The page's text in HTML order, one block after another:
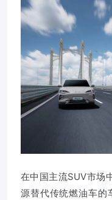
在中国主流SUV市场
源替代传统燃油车的